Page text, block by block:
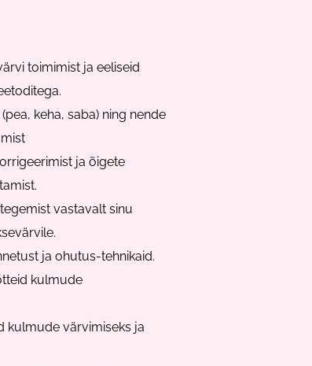
toimimist ja eeliseid
keha, saba) ning nende
ja õigete
vastavalt sinu
ja ohutus-tehnikaid.
kulmude
kulmude värvimiseks ja